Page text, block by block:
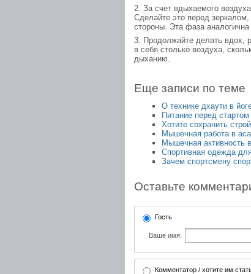
2. За счет вдыхаемого
Сделайте это перед
стороны. Эта фаза
3. Продолжайте делать вдох,
в себя столько воздуха,
дыханию.
Еще записи по теме
О технике дхаути в
Питание перед стартом
Хотите сохранить
Мышечная работа в
Мышечная активность
Спортивная одежда
Зачем спортсмену
Оставьте
Гость
Ваше имя:
Комментатор / хотите им